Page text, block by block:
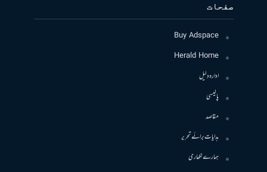
صفحات
Buy Adspace
Herald Home
ادارہ دلیل
پالیسی
مقاصد
ہدایات برائے تحریر
ہمارے لکھاری